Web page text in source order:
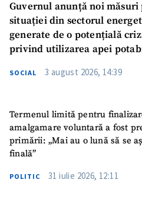
Guvernul anunță noi
situației din sectorul
generate de o potențială
privind utilizarea apei
SOCIAL 3 august 2026, 14:39
Termenul limită pentru
amalgamare voluntară a fost
primării: „Mai au o lună să se
finală”
POLITIC 31 iulie 2026, 12:11